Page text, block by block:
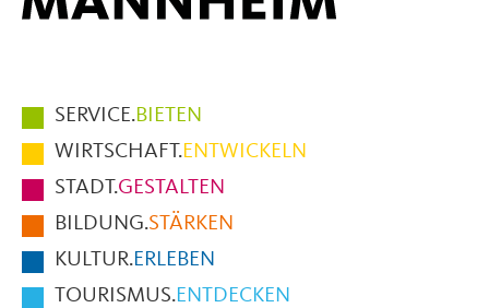
Hauptmenüpunkte
im
Fußbereich
der
Seite
SERVICE.BIETEN
WIRTSCHAFT.ENTWICKELN
STADT.GESTALTEN
BILDUNG.STÄRKEN
KULTUR.ERLEBEN
TOURISMUS.ENTDECKEN